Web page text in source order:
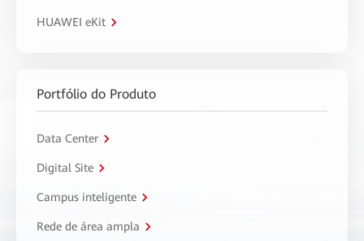
HUAWEI eKit
Portfólio do Produto
Data Center
Digital Site
Campus inteligente
Rede de área ampla